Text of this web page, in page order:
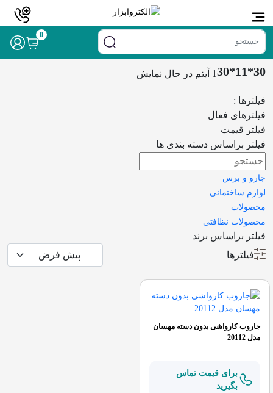
0 خانه/ محصول ابعاد / 30*11*30
30*11*30 1 آیتم در حال نمایش
فیلترها :
فیلترهای فعال
فیلتر قیمت
فیلتر براساس دسته بندی ها
جارو و برس
لوازم ساختمانی
محصولات
محصولات نظافتی
فیلتر براساس برند
فیلترها
جاروب کارواشی بدون دسته مهسان
مدل 20112
برای قیمت تماس
بگیرید